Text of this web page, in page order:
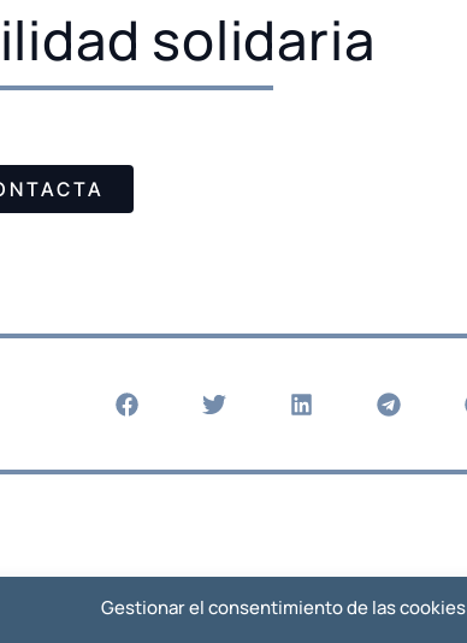
Gestionar el consentimiento de las cookies
solidaria